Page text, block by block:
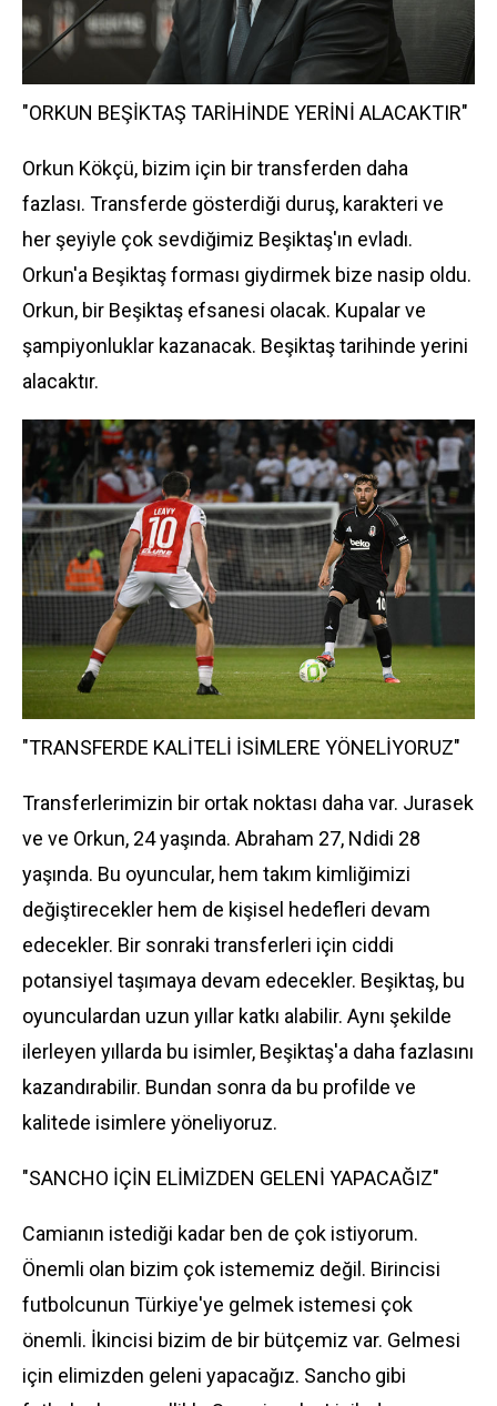
"ORKUN BEŞİKTAŞ TARİHİNDE YERİNİ ALACAKTIR"
Orkun Kökçü, bizim için bir transferden daha
fazlası. Transferde gösterdiği duruş, karakteri ve
her şeyiyle çok sevdiğimiz Beşiktaş'ın evladı.
Orkun'a Beşiktaş forması giydirmek bize nasip oldu.
Orkun, bir Beşiktaş efsanesi olacak. Kupalar ve
şampiyonluklar kazanacak. Beşiktaş tarihinde yerini
alacaktır.
"TRANSFERDE KALİTELİ İSİMLERE YÖNELİYORUZ"
Transferlerimizin bir ortak noktası daha var. Jurasek
ve ve Orkun, 24 yaşında. Abraham 27, Ndidi 28
yaşında. Bu oyuncular, hem takım kimliğimizi
değiştirecekler hem de kişisel hedefleri devam
edecekler. Bir sonraki transferleri için ciddi
potansiyel taşımaya devam edecekler. Beşiktaş, bu
oyunculardan uzun yıllar katkı alabilir. Aynı şekilde
ilerleyen yıllarda bu isimler, Beşiktaş'a daha fazlasını
kazandırabilir. Bundan sonra da bu profilde ve
kalitede isimlere yöneliyoruz.
"SANCHO İÇİN ELİMİZDEN GELENİ YAPACAĞIZ"
Camianın istediği kadar ben de çok istiyorum.
Önemli olan bizim çok istememiz değil. Birincisi
futbolcunun Türkiye'ye gelmek istemesi çok
önemli. İkincisi bizim de bir bütçemiz var. Gelmesi
için elimizden geleni yapacağız. Sancho gibi